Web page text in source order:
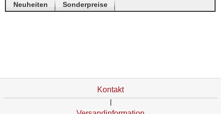
Neuheiten
Sonderpreise
Kontakt